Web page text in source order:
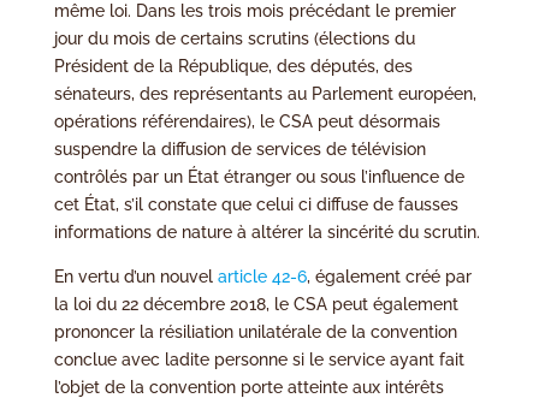
même loi. Dans les trois mois précédant le premier
jour du mois de certains scrutins (élections du
Président de la République, des députés, des
sénateurs, des représentants au Parlement européen,
opérations référendaires), le CSA peut désormais
suspendre la diffusion de services de télévision
contrôlés par un État étranger ou sous l’influence de
cet État, s’il constate que celui ci diffuse de fausses
informations de nature à altérer la sincérité du scrutin.
En vertu d’un nouvel article 42-6, également créé par
la loi du 22 décembre 2018, le CSA peut également
prononcer la résiliation unilatérale de la convention
conclue avec ladite personne si le service ayant fait
l’objet de la convention porte atteinte aux intérêts